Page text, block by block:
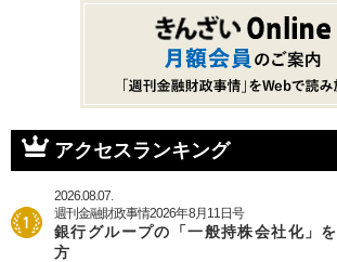
アクセスランキング
2026.08.07.
週刊金融財政事情2026年8月11日号
銀行グループの「一般持株会社化」
方